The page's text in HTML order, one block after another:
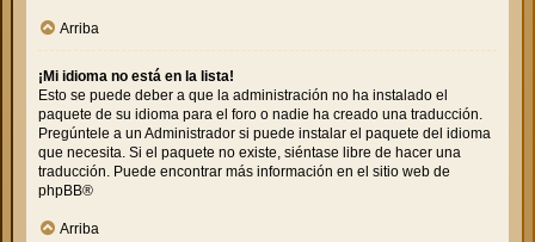
Arriba
¡Mi idioma no está en la lista!
Esto se puede deber a que la administración no ha instalado el
paquete de su idioma para el foro o nadie ha creado una traducción.
Pregúntele a un Administrador si puede instalar el paquete del idioma
que necesita. Si el paquete no existe, siéntase libre de hacer una
traducción. Puede encontrar más información en el sitio web de
phpBB®
Arriba